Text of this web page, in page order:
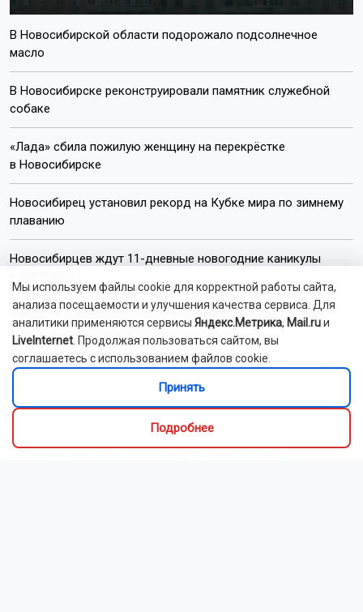
В Новосибирской области подорожало подсолнечное
масло
В Новосибирске реконструировали памятник служебной
собаке
«Лада» сбила пожилую женщину на перекрёстке
в Новосибирске
Новосибирец установил рекорд на Кубке мира по зимнему
плаванию
Новосибирцев ждут 11-дневные новогодние каникулы
«Газель» опрокинулась на бок после ДТП
на новосибирской трассе
Сезон школьных базаров начался в Новосибирске
Водителя зажало в легковушке после ДТП в Новосибирске
Новосибирские врачи прооперировали девочку
Мы используем файлы cookie для корректной работы сайта,
анализа посещаемости и улучшения качества сервиса. Для
аналитики применяются сервисы Яндекс.Метрика, Mail.ruи
LiveInternet . Продолжая пользоваться сайтом, вы
соглашаетесь с использованием файлов cookie.
Принять
Подробнее